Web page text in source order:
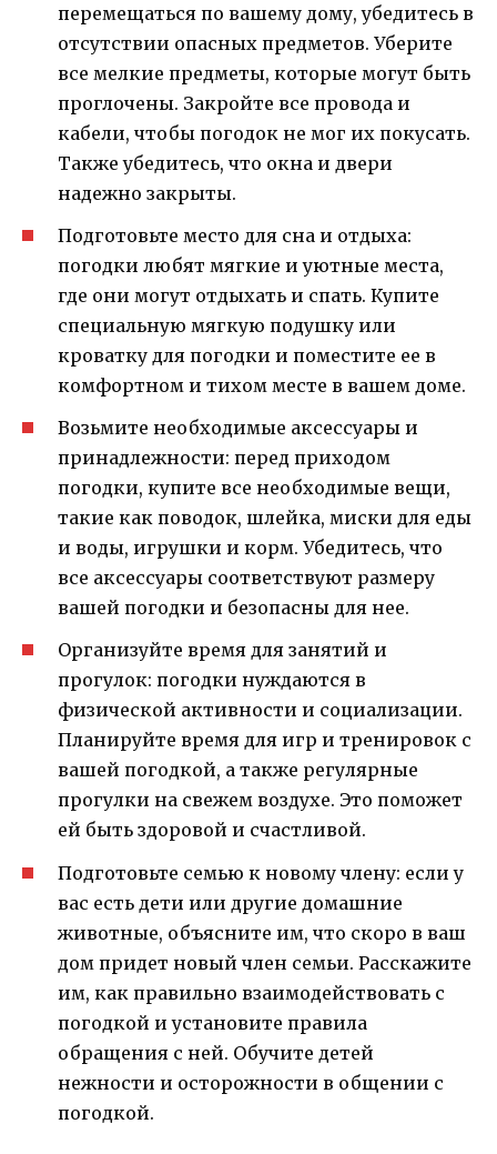
перемещаться по вашему дому, убедитесь в
отсутствии опасных предметов. Уберите
все мелкие предметы, которые могут быть
проглочены. Закройте все провода и
кабели, чтобы погодок не мог их покусать.
Также убедитесь, что окна и двери
надежно закрыты.
Подготовьте место для сна и отдыха:
погодки любят мягкие и уютные места,
где они могут отдыхать и спать. Купите
специальную мягкую подушку или
кроватку для погодки и поместите ее в
комфортном и тихом месте в вашем доме.
Возьмите необходимые аксессуары и
принадлежности: перед приходом
погодки, купите все необходимые вещи,
такие как поводок, шлейка, миски для еды
и воды, игрушки и корм. Убедитесь, что
все аксессуары соответствуют размеру
вашей погодки и безопасны для нее.
Организуйте время для занятий и
прогулок: погодки нуждаются в
физической активности и социализации.
Планируйте время для игр и тренировок с
вашей погодкой, а также регулярные
прогулки на свежем воздухе. Это поможет
ей быть здоровой и счастливой.
Подготовьте семью к новому члену: если у
вас есть дети или другие домашние
животные, объясните им, что скоро в ваш
дом придет новый член семьи. Расскажите
им, как правильно взаимодействовать с
погодкой и установите правила
обращения с ней. Обучите детей
нежности и осторожности в общении с
погодкой.